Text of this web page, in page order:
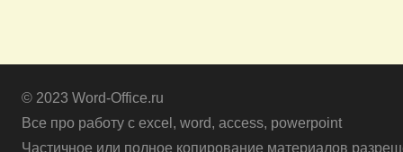
© 2023 Word-Office.ru
Все про работу с excel, word, access, powerpoint
Частичное или полное копирование материалов